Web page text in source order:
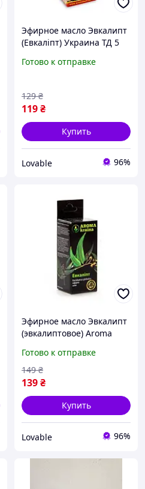
Эфирное масло Эвкалипт
(Евкаліпт) Украина ТД 5
дыхания, аромамасло от
Готово к отправке
119₴
129 ₴
Купить
Lovable 96%
Эфирное масло Эвкалипт
(эвкалиптовое) Aroma
антисептическое для
дыхания
Готово к отправке
139₴
149 ₴
Купить
Lovable 96%